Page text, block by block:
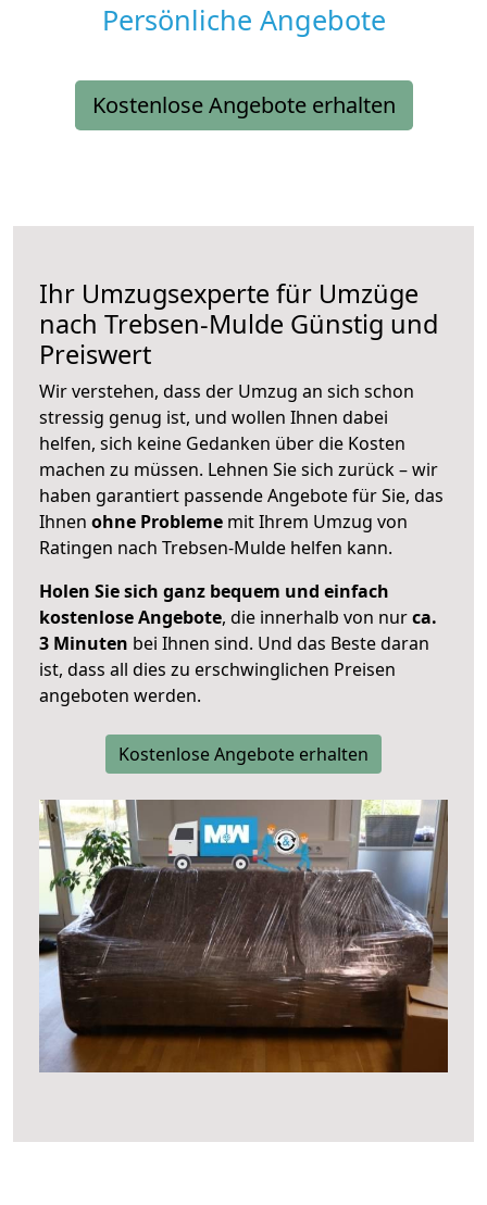
Persönliche Angebote
Kostenlose Angebote erhalten
Ihr Umzugsexperte für Umzüge
nach Trebsen-Mulde Günstig und
Preiswert
Wir verstehen, dass der Umzug an sich schon
stressig genug ist, und wollen Ihnen dabei
helfen, sich keine Gedanken über die Kosten
machen zu müssen. Lehnen Sie sich zurück – wir
haben garantiert passende Angebote für Sie, das
Ihnen ohne Probleme mit Ihrem Umzug von
Ratingen nach Trebsen-Mulde helfen kann.
Holen Sie sich ganz bequem und einfach
kostenlose Angebote, die innerhalb von nurca.
3 Minuten bei Ihnen sind. Und das Beste daran
ist, dass all dies zu erschwinglichen Preisen
angeboten werden.
Kostenlose Angebote erhalten